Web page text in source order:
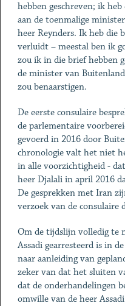
hebben geschreven; ik
aan de toenmalige
heer Reynders. Ik heb die
verluidt – meestal ben ik
zou ik in die brief hebben
de minister van
zou benaarstigen.
De eerste consulaire
de parlementaire
gevoerd in 2016 door
chronologie valt het niet
in alle voorzichtigheid -
heer Djalali in april 2016
De gesprekken met Iran
verzoek van de consulaire
Om de tijdslijn volledig te
Assadi gearresteerd is in
naar aanleiding van
zeker van dat het sluiten
dat de onderhandelingen
omwille van de heer